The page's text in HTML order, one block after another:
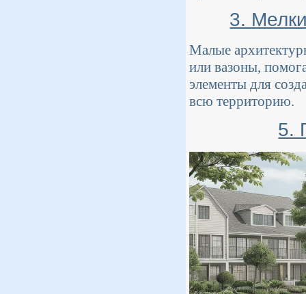
3.
Малые
или вазоны,
элементы для
всю территорию.
5.